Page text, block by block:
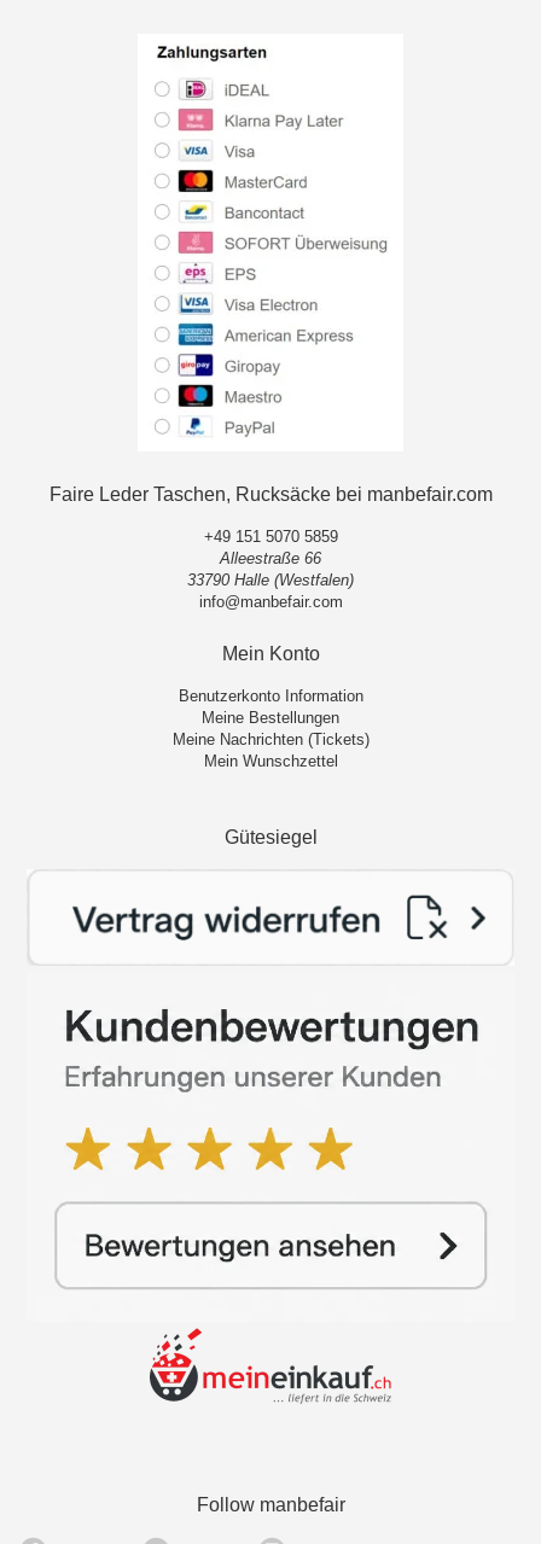
Faire Leder Taschen, Rucksäcke bei manbefair.com
+49 151 5070 5859
Alleestraße 66
33790 Halle (Westfalen)
info@manbefair.com
Mein Konto
Benutzerkonto Information
Meine Bestellungen
Meine Nachrichten (Tickets)
Mein Wunschzettel
Gütesiegel
Follow manbefair